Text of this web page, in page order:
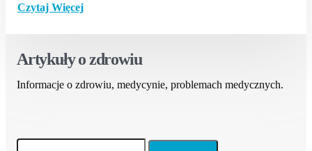
Czytaj Więcej
Artykuły o zdrowiu
Informacje o zdrowiu, medycynie, problemach medycznych.